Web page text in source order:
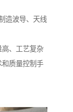
造波导、天线
、工艺复杂
质量控制手